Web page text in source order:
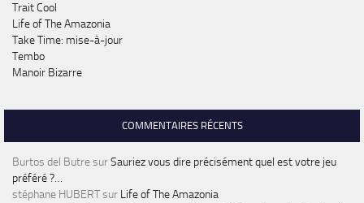
Trait Cool
Life of The Amazonia
Take Time: mise-à-jour
Tembo
Manoir Bizarre
COMMENTAIRES RÉCENTS
Burtos del ButresurSauriez vous dire précisément quel est votre jeu
préféré ?…
stéphane HUBERTsur Life of The Amazonia